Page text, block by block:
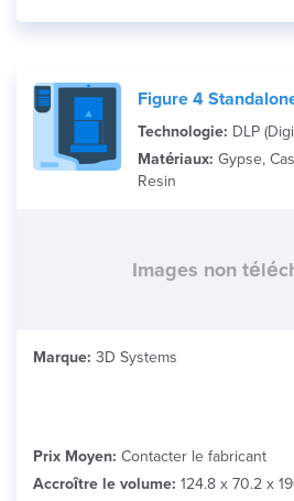
Figure 4
Technologie: DLP
Matériaux: Gypse,
Resin
Images non
Marque: 3D Systems
Prix Moyen: Contacter le fabricant
Accroître le volume: 124.8 x 70.2 x